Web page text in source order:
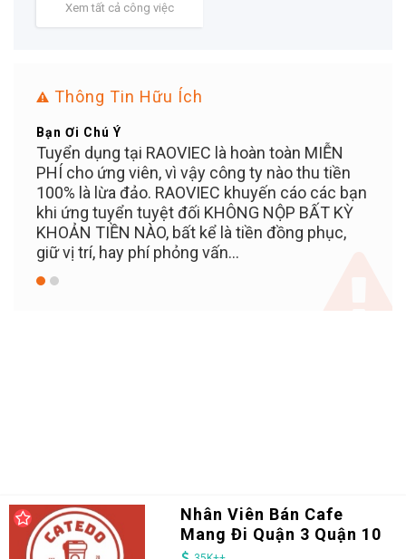
Xem tất cả công việc
Thông Tin Hữu Ích
Bạn Ơi Chú Ý
Tuyển dụng tại RAOVIEC là hoàn toàn MIỄN
PHÍ cho ứng viên, vì vậy công ty nào thu tiền
100% là lừa đảo. RAOVIEC khuyến cáo các bạn
khi ứng tuyển tuyệt đối KHÔNG NỘP BẤT KỲ
KHOẢN TIỀN NÀO, bất kể là tiền đồng phục,
giữ vị trí, hay phí phỏng vấn...
Nhân Viên Bán Cafe
Mang Đi Quận 3 Quận 10